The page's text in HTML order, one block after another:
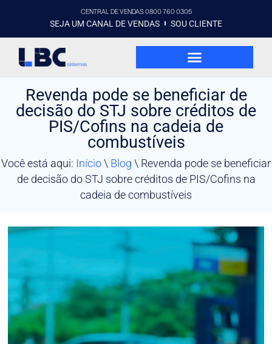
CENTRAL DE VENDAS 0800 760 0305
SEJA UM CANAL DE VENDAS SOU CLIENTE
Revenda pode se beneficiar de
decisão do STJ sobre créditos de
PIS/Cofins na cadeia de
combustíveis
Você está aqui: Início\ Blog \ Revenda pode se beneficiar
de decisão do STJ sobre créditos de PIS/Cofins na
cadeia de combustíveis